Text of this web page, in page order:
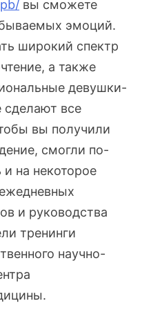
вы сможете
эмоций.
широкий спектр
а также
девушки-
все
вы получили
смогли по-
на некоторое
и руководства
тренинги
научно-